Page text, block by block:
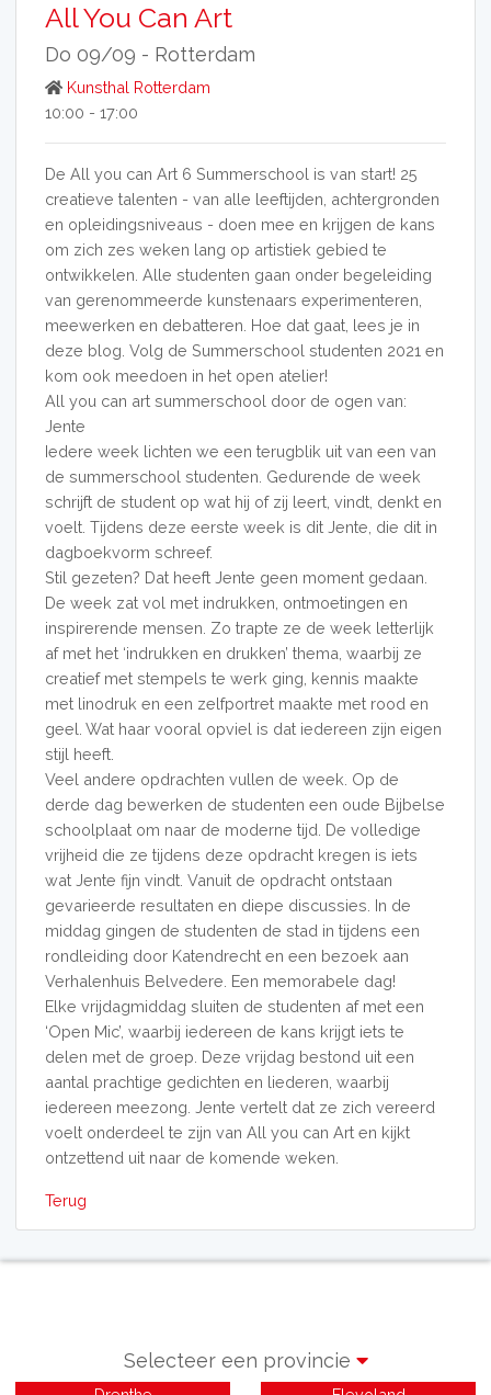
All You Can Art
Do 09/09 - Rotterdam
Kunsthal Rotterdam
10:00 - 17:00
De All you can Art 6 Summerschool is van start! 25
creatieve talenten - van alle leeftijden, achtergronden
en opleidingsniveaus - doen mee en krijgen de kans
om zich zes weken lang op artistiek gebied te
ontwikkelen. Alle studenten gaan onder begeleiding
van gerenommeerde kunstenaars experimenteren,
meewerken en debatteren. Hoe dat gaat, lees je in
deze blog. Volg de Summerschool studenten 2021 en
kom ook meedoen in het open atelier!
All you can art summerschool door de ogen van:
Jente
Iedere week lichten we een terugblik uit van een van
de summerschool studenten. Gedurende de week
schrijft de student op wat hij of zij leert, vindt, denkt en
voelt. Tijdens deze eerste week is dit Jente, die dit in
dagboekvorm schreef.
Stil gezeten? Dat heeft Jente geen moment gedaan.
De week zat vol met indrukken, ontmoetingen en
inspirerende mensen. Zo trapte ze de week letterlijk
af met het ‘indrukken en drukken’ thema, waarbij ze
creatief met stempels te werk ging, kennis maakte
met linodruk en een zelfportret maakte met rood en
geel. Wat haar vooral opviel is dat iedereen zijn eigen
stijl heeft.
Veel andere opdrachten vullen de week. Op de
derde dag bewerken de studenten een oude Bijbelse
schoolplaat om naar de moderne tijd. De volledige
vrijheid die ze tijdens deze opdracht kregen is iets
wat Jente fijn vindt. Vanuit de opdracht ontstaan
gevarieerde resultaten en diepe discussies. In de
middag gingen de studenten de stad in tijdens een
rondleiding door Katendrecht en een bezoek aan
Verhalenhuis Belvedere. Een memorabele dag!
Elke vrijdagmiddag sluiten de studenten af met een
‘Open Mic’, waarbij iedereen de kans krijgt iets te
delen met de groep. Deze vrijdag bestond uit een
aantal prachtige gedichten en liederen, waarbij
iedereen meezong. Jente vertelt dat ze zich vereerd
voelt onderdeel te zijn van All you can Art en kijkt
ontzettend uit naar de komende weken.
Terug
Selecteer een provincie